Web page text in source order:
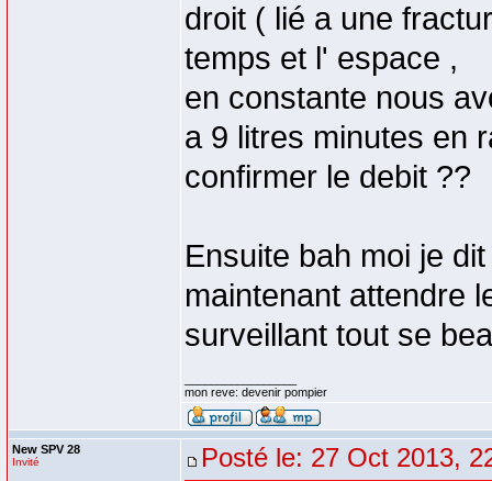
droit ( lié a une
temps et l' espace ,
en constante nous
a 9 litres minutes en
confirmer le debit ??
Ensuite bah moi je
maintenant attendre
surveillant tout se
mon reve: devenir pompier
New SPV 28
Invité Posté le: 27 Oct 2013,